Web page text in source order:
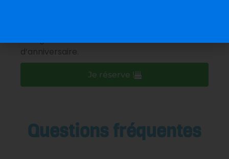
d’anniversaire.
Je réserve !
Questions fréquentes